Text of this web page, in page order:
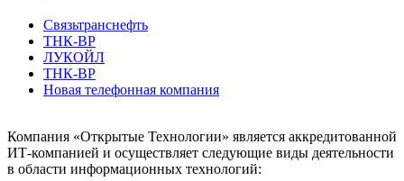
Связьтранснефть
ТНК-BP
ЛУКОЙЛ
ТНК-ВР
Новая телефонная компания
Компания «Открытые Технологии» является аккредитованной
ИТ-компанией и осуществляет следующие виды деятельности
в области информационных технологий: